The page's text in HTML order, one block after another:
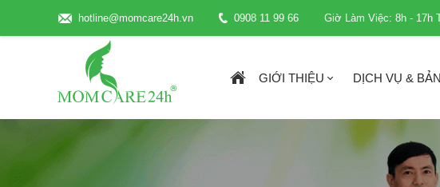
hotline@momcare24h.vn 0908 11 99 66 Giờ Làm Việc: 8h - 17h
GIỚI THIỆU DỊCH VỤ &